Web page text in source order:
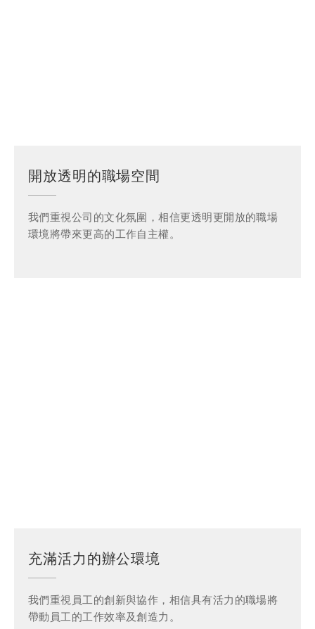
開放透明的職場空間
我們重視公司的文化氛圍，相信更透明更開放的職場
環境將帶來更高的工作自主權。
充滿活力的辦公環境
我們重視員工的創新與協作，相信具有活力的職場將
帶動員工的工作效率及創造力。